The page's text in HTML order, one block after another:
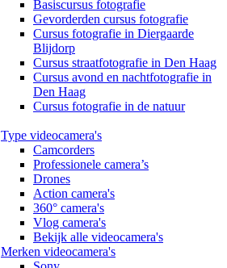
Basiscursus fotografie
Gevorderden cursus fotografie
Cursus fotografie in Diergaarde
Blijdorp
Cursus straatfotografie in Den Haag
Cursus avond en nachtfotografie in
Den Haag
Cursus fotografie in de natuur
Type videocamera's
Camcorders
Professionele camera’s
Drones
Action camera's
360° camera's
Vlog camera's
Bekijk alle videocamera's
Merken videocamera's